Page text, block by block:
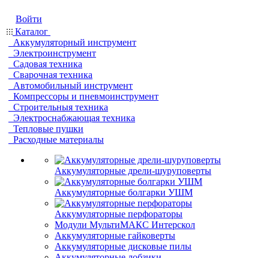
Войти
Каталог
Аккумуляторный инструмент
Электроинструмент
Садовая техника
Сварочная техника
Автомобильный инструмент
Компрессоры и пневмоинструмент
Строительныя техника
Электроснабжающая техника
Тепловые пушки
Расходные материалы
Аккумуляторные дрели-шуруповерты
Аккумуляторные болгарки УШМ
Аккумуляторные перфораторы
Модули МультиМАКС Интерскол
Аккумуляторные гайковерты
Аккумуляторные дисковые пилы